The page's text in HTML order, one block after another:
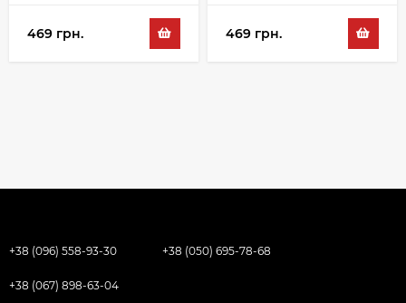
469 грн. 469 грн.
+38 (096) 558-93-30 +38 (050) 695-78-68
+38 (067) 898-63-04